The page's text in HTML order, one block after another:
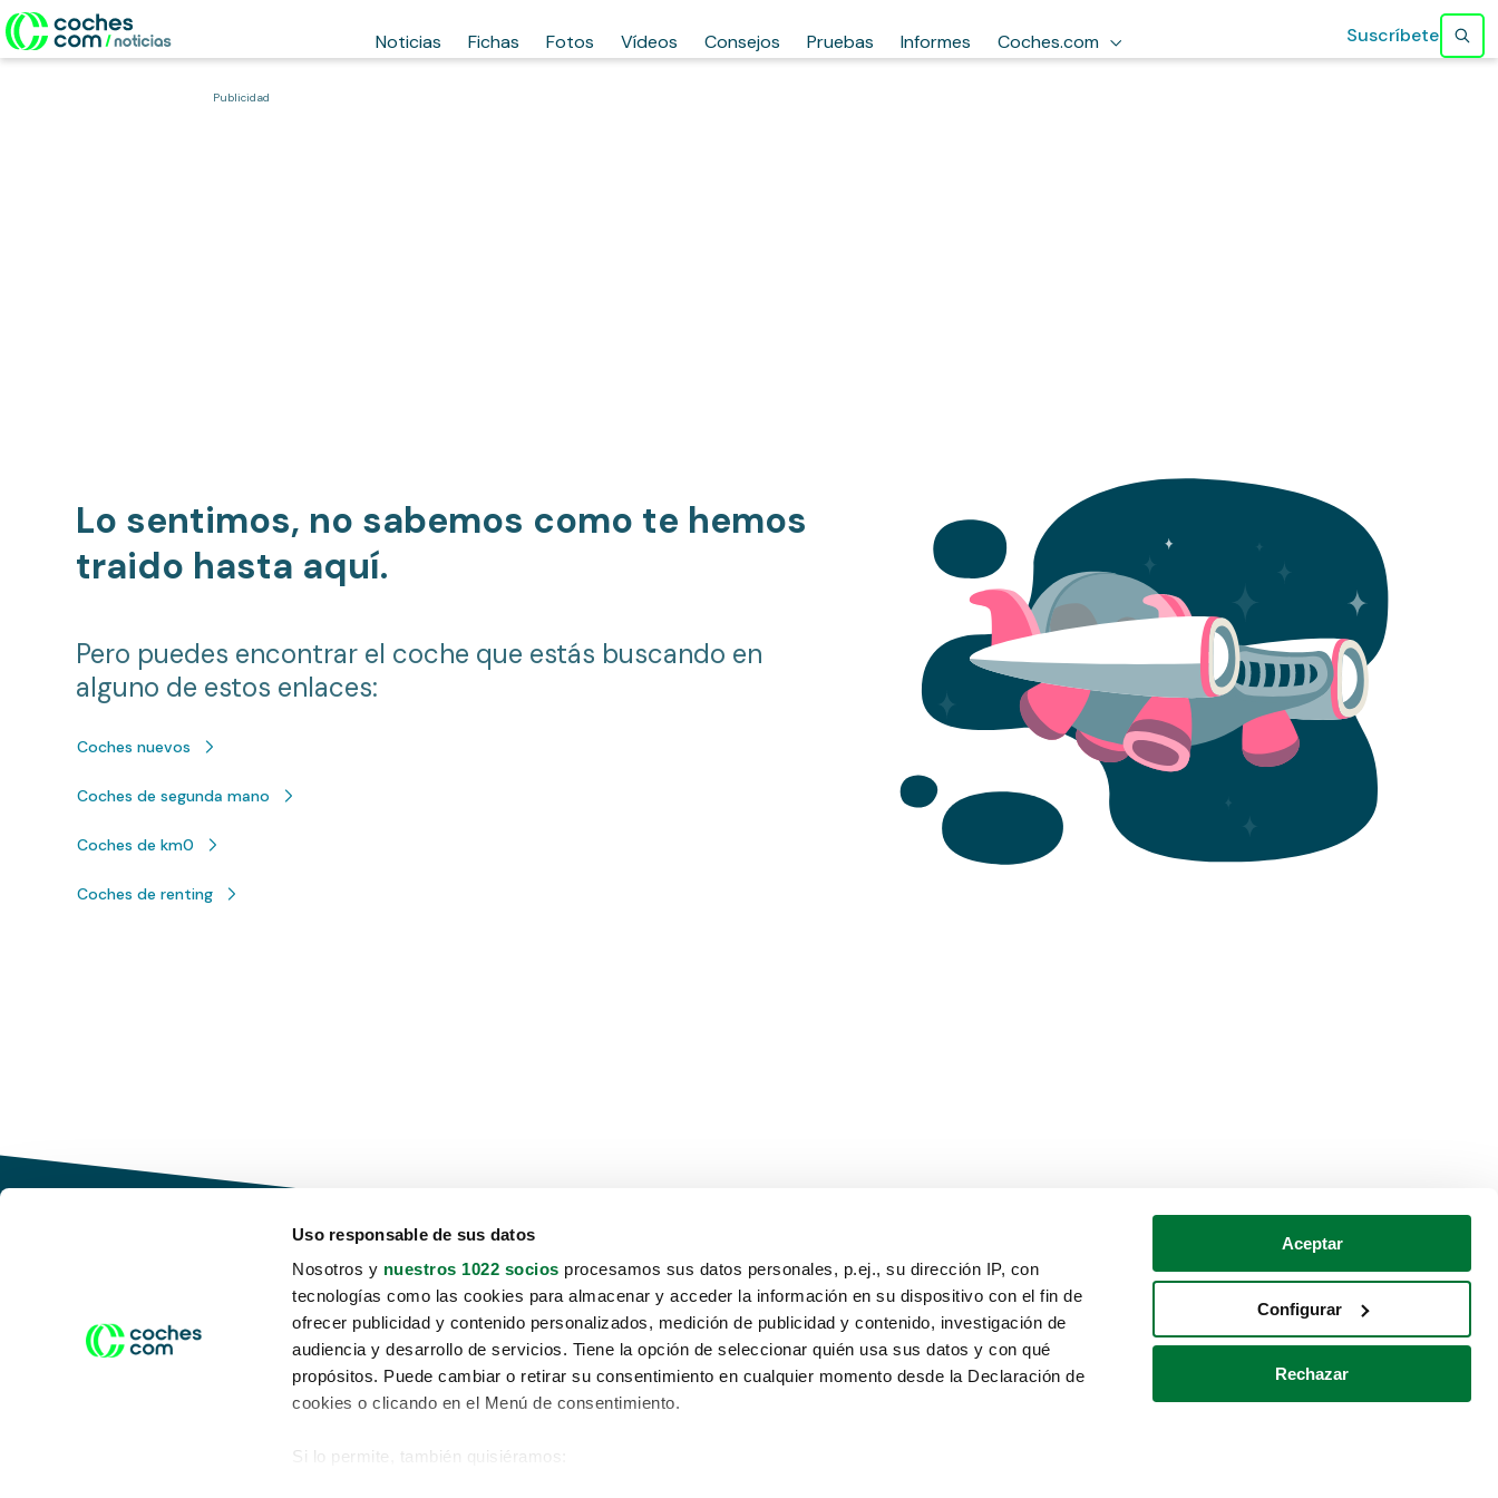
Uso responsable de sus datos
Nosotros y nuestros 1022 socios procesamos sus datos personales, p.ej., su dirección IP, con
tecnologías como las cookies para almacenar y acceder la información en su dispositivo con el fin de
ofrecer publicidad y contenido personalizados, medición de publicidad y contenido, investigación de
audiencia y desarrollo de servicios. Tiene la opción de seleccionar quién usa sus datos y con qué
propósitos. Puede cambiar o retirar su consentimiento en cualquier momento desde la Declaración de
cookies o clicando en el Menú de consentimiento.
Si lo permite, también quisiéramos:
Aceptar
Configurar
Rechazar
Noticias Fichas Fotos Vídeos Consejos Pruebas Informes Coches.com Suscríbete
Publicidad
Lo sentimos, no sabemos como te hemos
traido hasta aquí.
Pero puedes encontrar el coche que estás buscando en
alguno de estos enlaces:
Coches nuevos
Coches de segunda mano
Coches de km0
Coches de renting
Conduce tu futuro,
desata tu movilidad